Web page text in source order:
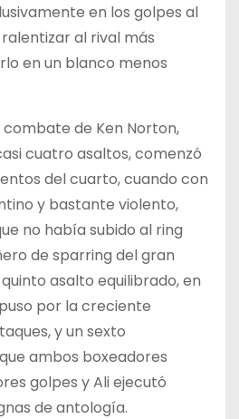
en los golpes al
al rival más
en un blanco menos
de Ken Norton,
cuatro asaltos, comenzó
del cuarto, cuando con
y bastante violento,
no había subido al ring
de sparring del gran
asalto equilibrado, en
por la creciente
y un sexto
ambos boxeadores
golpes y Ali ejecutó
de antología.